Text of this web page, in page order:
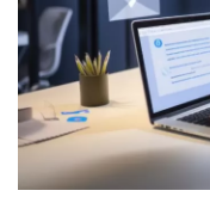
Digital Marketing
The Lounge